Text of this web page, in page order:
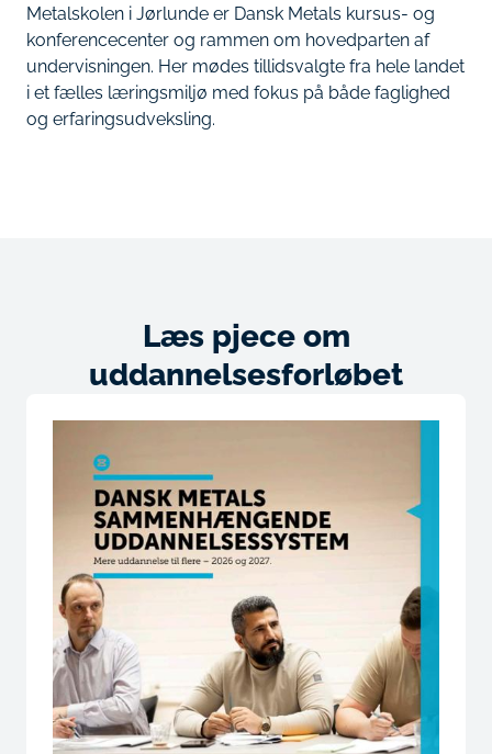
Metalskolen i Jørlunde er Dansk Metals kursus- og
konferencecenter og rammen om hovedparten af
undervisningen. Her mødes tillidsvalgte fra hele landet
i et fælles læringsmiljø med fokus på både faglighed
og erfaringsudveksling.
Læs pjece om
uddannelsesforløbet